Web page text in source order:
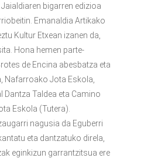
bigarren edizioa
Emanaldia Artikako
Kultur Etxean izanen da,
Hona hemen parte-
de Encina abesbatza eta
Nafarroako Jota Eskola,
Dantza Taldea eta Camino
Eskola (Tutera).
nagusia da Eguberri
eta dantzatuko direla,
eginkizun garrantzitsua ere